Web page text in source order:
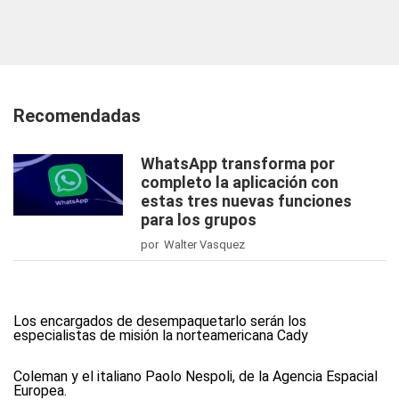
Recomendadas
WhatsApp transforma por
completo la aplicación con
estas tres nuevas funciones
para los grupos
por Walter Vasquez
Los encargados de desempaquetarlo serán los
especialistas de misión la norteamericana Cady
Coleman y el italiano Paolo Nespoli, de la Agencia Espacial
Europea.